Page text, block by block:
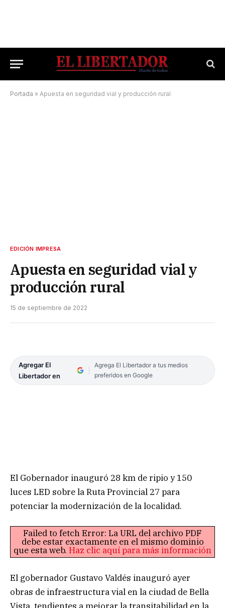
Portada » Apuesta en seguridad vial y producción rural
EDICIÓN IMPRESA
Apuesta en seguridad vial y
producción rural
15 de septiembre de 2022
Agregar El
Libertador en
Agrega El Libertador a tus medios
preferidos en Google
El Gobernador inauguró 28 km de ripio y 150
luces LED sobre la Ruta Provincial 27 para
potenciar la modernización de la localidad.
Failed to fetch Error: La URL del archivo PDF
debe estar exactamente en el mismo dominio
que esta web. Haz clic aquí para más información
El gobernador Gustavo Valdés inauguró ayer
obras de infraestructura vial en la ciudad de Bella